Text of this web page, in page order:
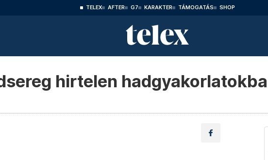
TELEX AFTER G7 KARAKTER TÁMOGATÁS SHOP
hirtelen